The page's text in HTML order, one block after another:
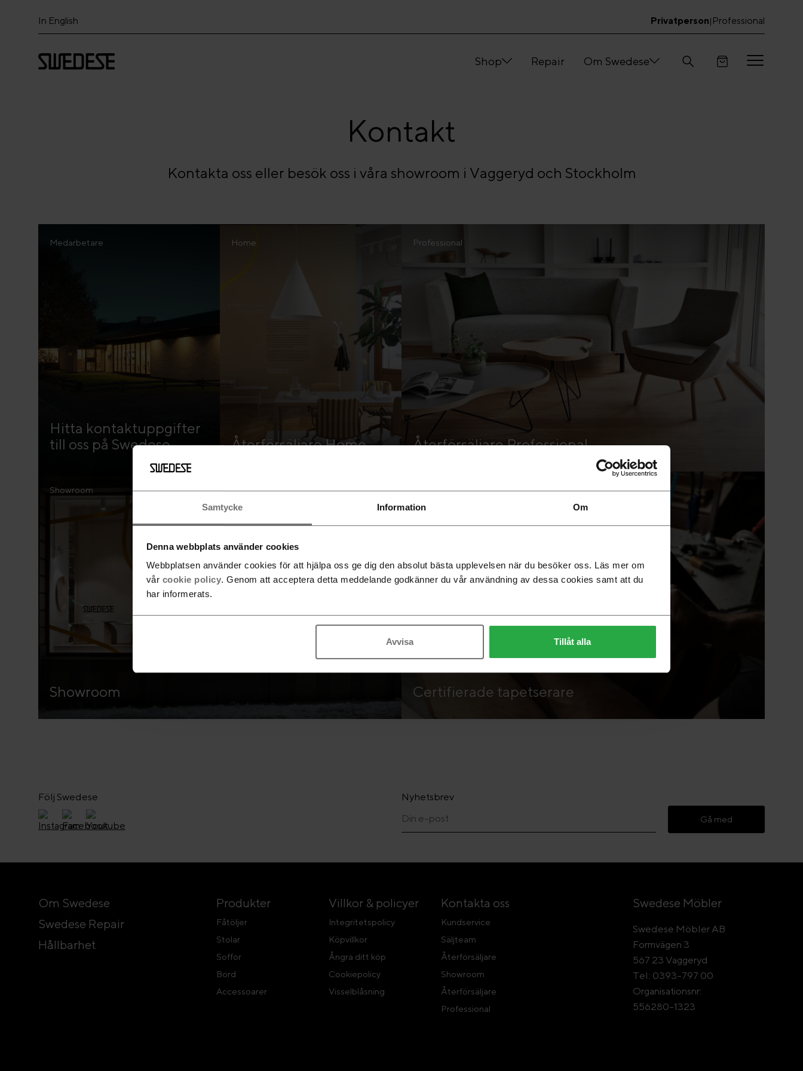
Samtycke Information Om
Denna webbplats använder cookies
Webbplatsen använder cookies för att hjälpa oss ge dig den absolut bästa upplevelsen när du besöker oss. Läs mer om
vår cookie policy. Genom att acceptera detta meddelande godkänner du vår användning av dessa cookies samt att du
har informerats.
Avvisa Tillåt alla
In English Privatperson| Professional
Shop Repair Om Swedese
Kontakt
Kontakta oss eller besök oss i våra showroom i Vaggeryd och Stockholm
Medarbetare
Hitta kontaktuppgifter
till oss på Swedese
Home
Återförsäljare Home
Professional
Återförsäljare Professional
Showroom
Showroom
Tapetserare
Certifierade tapetserare
Följ Swedese Nyhetsbrev
Gå med
Om Swedese
Swedese Repair
Hållbarhet
Produkter
Fåtöljer
Stolar
Soffor
Bord
Accessoarer
Villkor & policyer
Integritetspolicy
Köpvillkor
Ångra ditt köp
Cookiepolicy
Visselblåsning
Kontakta oss
Kundservice
Säljteam
Återförsäljare
Showroom
Återförsäljare
Professional
Swedese Möbler
Swedese Möbler AB
Formvägen 3
567 23 Vaggeryd
Tel: 0393-797 00
Organisationsnr:
556280-1323